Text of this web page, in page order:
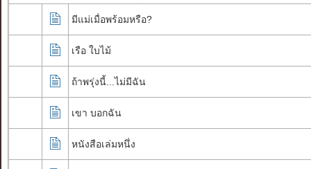
มีแม่เมื่อพร้อมหรือ?
เรือ ใบไม้
ถ้าพรุ่งนี้...ไม่มีฉัน
เขา บอกฉัน
หนังสือเล่มหนึ่ง